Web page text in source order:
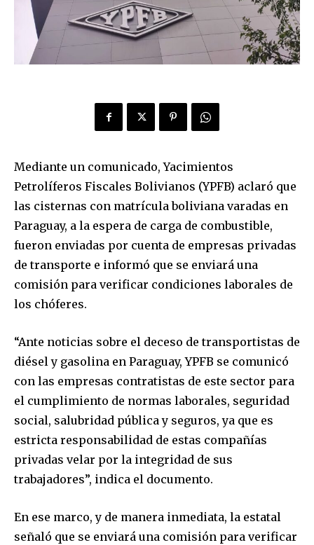
Mediante un comunicado, Yacimientos
Petrolíferos Fiscales Bolivianos (YPFB) aclaró que
las cisternas con matrícula boliviana varadas en
Paraguay, a la espera de carga de combustible,
fueron enviadas por cuenta de empresas privadas
de transporte e informó que se enviará una
comisión para verificar condiciones laborales de
los chóferes.
“Ante noticias sobre el deceso de transportistas de
diésel y gasolina en Paraguay, YPFB se comunicó
con las empresas contratistas de este sector para
el cumplimiento de normas laborales, seguridad
social, salubridad pública y seguros, ya que es
estricta responsabilidad de estas compañías
privadas velar por la integridad de sus
trabajadores”, indica el documento.
En ese marco, y de manera inmediata, la estatal
señaló que se enviará una comisión para verificar